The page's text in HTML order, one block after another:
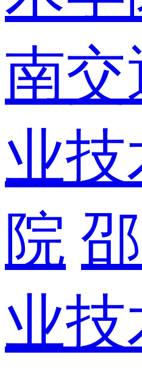
南交
业
院
业